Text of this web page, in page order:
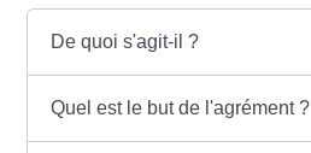
De quoi s'agit-il ?
Quel est le but de l'agrément ?